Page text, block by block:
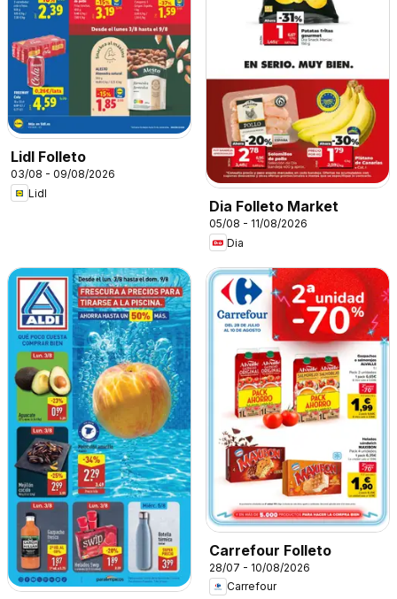
Lidl Folleto
03/08 - 09/08/2026
Lidl
Dia Folleto Market
05/08 - 11/08/2026
Dia
Carrefour Folleto
28/07 - 10/08/2026
Carrefour